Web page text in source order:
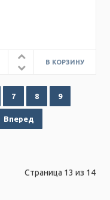
7 8 9
Вперед
Страница 13 из 14